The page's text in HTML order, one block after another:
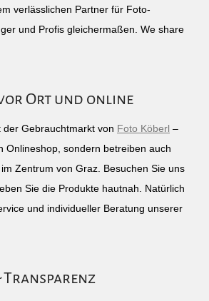
verlässlichen Partner für Foto-
und Profis gleichermaßen. We share
Ort und online
der Gebrauchtmarkt von Foto Köberl –
Onlineshop, sondern betreiben auch
Zentrum von Graz. Besuchen Sie uns
Sie die Produkte hautnah. Natürlich
und individueller Beratung unserer